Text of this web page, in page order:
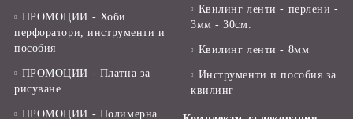
ПРОМОЦИИ - Хоби
перфоратори, инструменти и
пособия
ПРОМОЦИИ - Платна за
рисуване
ПРОМОЦИИ - Полимерна
Квилинг ленти - перлени -
3мм - 30см.
Квилинг ленти - 8мм
Инструменти и пособия за
квилинг